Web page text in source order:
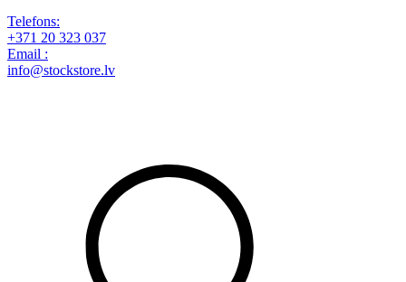
Telefons:
+371 20 323 037
Email :
info@stockstore.lv